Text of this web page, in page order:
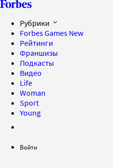
Рубрики
Forbes Games New
Рейтинги
Франшизы
Подкасты
Видео
Life
Woman
Sport
Young
Войти